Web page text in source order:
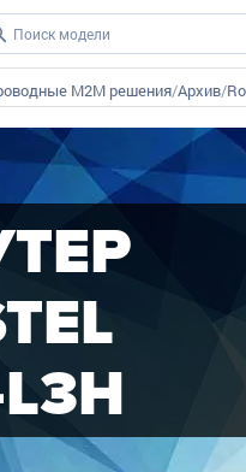
М2М решения/Архив/